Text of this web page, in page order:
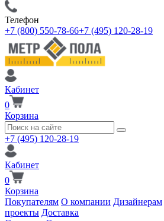
Телефон
+7 (800) 550-78-66+7 (495) 120-28-19
Кабинет
0
Корзина
+7 (495) 120-28-19
Кабинет
0
Корзина
Покупателям О компании Дизайнерам
проекты Доставка